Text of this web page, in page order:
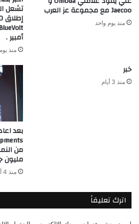
Jaecoo مع مجموعة عز العرب
منذ يوم واحد
تشعل
أمبير .
منذ
خبر
منذ 3 أيام
مليون
منذ 4 أيام
اترك تعليقاً